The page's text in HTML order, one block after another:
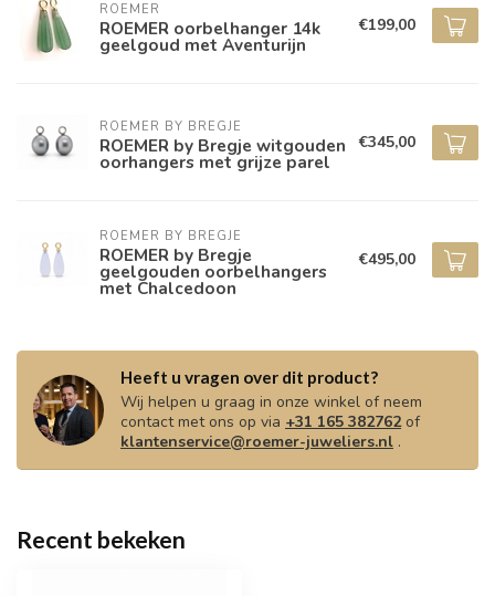
ROEMER
ROEMER oorbelhanger 14k
geelgoud met Aventurijn
€199,00
ROEMER BY BREGJE
ROEMER by Bregje witgouden
oorhangers met grijze parel
€345,00
ROEMER BY BREGJE
ROEMER by Bregje
geelgouden oorbelhangers
met Chalcedoon
€495,00
Heeft u vragen over dit product?
Wij helpen u graag in onze winkel of neem
contact met ons op via +31 165 382762of
klantenservice@roemer-juweliers.nl .
Recent bekeken